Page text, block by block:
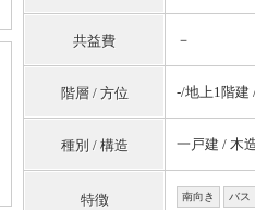
共益費 －
階層 / 方位 -/地上1階建
種別 / 構造 一戸建 / 木
特徴 南向き バス